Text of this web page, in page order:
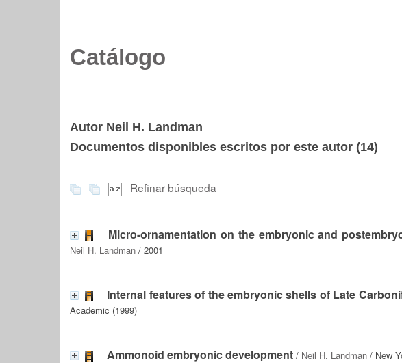
Catálogo
Autor Neil H. Landman
Documentos disponibles escritos por este autor (14)
Refinar búsqueda
Micro-ornamentation on the embryonic and
Neil H. Landman / 2001
Internal features of the embryonic shells of Late
Academic (1999)
Ammonoid embryonic development / Neil H. Landman / New